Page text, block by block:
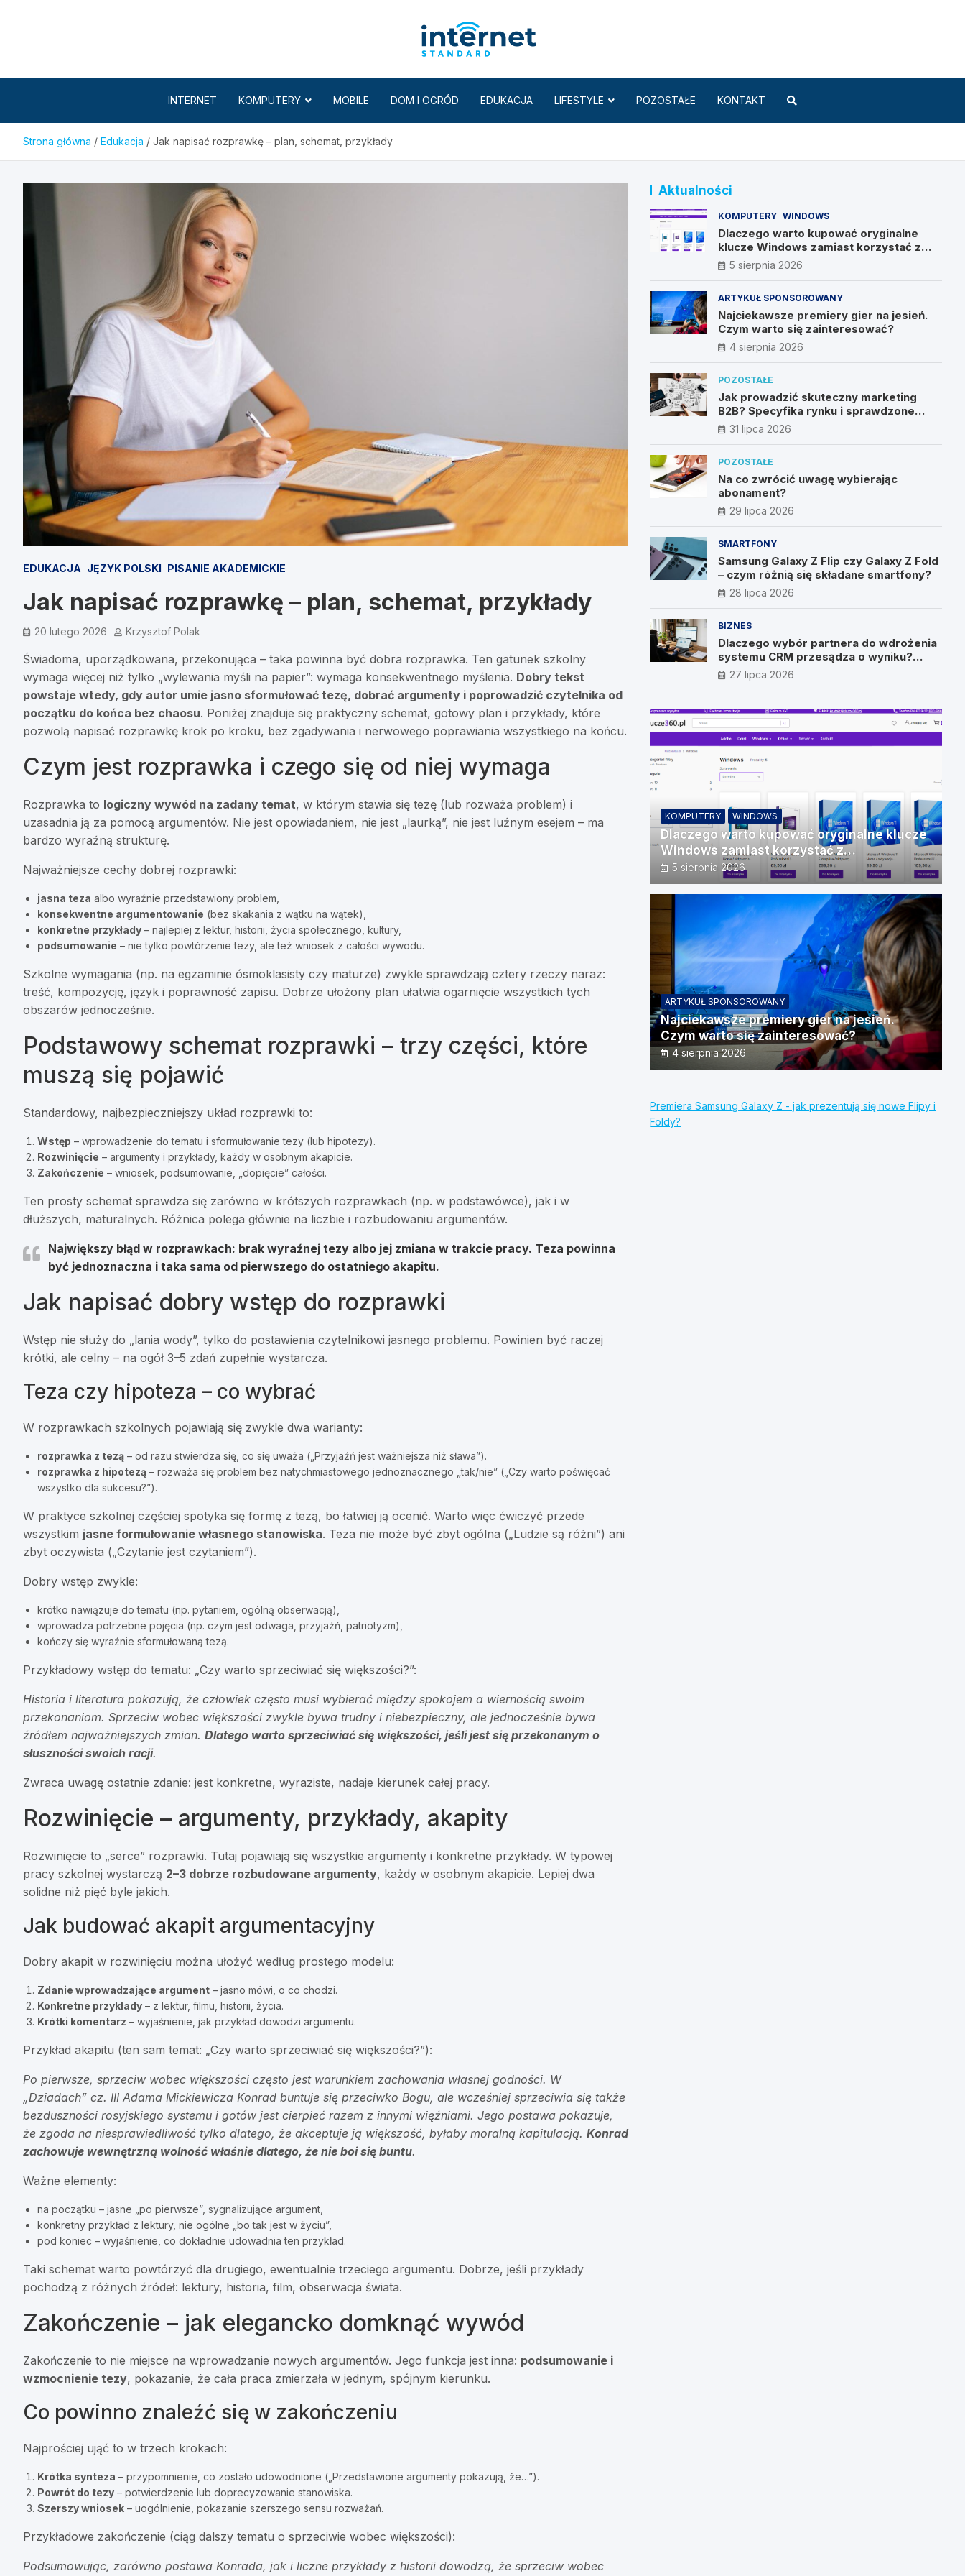
INTERNET KOMPUTERY MOBILE DOM I OGRÓD EDUKACJA LIFESTYLE POZOSTAŁE KONTAKT
Strona główna Edukacja Jak napisać rozprawkę – plan, schemat, przykłady
EDUKACJA JĘZYK POLSKI PISANIE AKADEMICKIE
Jak napisać rozprawkę – plan, schemat, przykłady
20 lutego 2026 Krzysztof Polak
Świadoma, uporządkowana, przekonująca – taka powinna być dobra rozprawka. Ten gatunek szkolny
wymaga więcej niż tylko „wylewania myśli na papier”: wymaga konsekwentnego myślenia. Dobry tekst
powstaje wtedy, gdy autor umie jasno sformułować tezę, dobrać argumenty i poprowadzić czytelnika od
początku do końca bez chaosu. Poniżej znajduje się praktyczny schemat, gotowy plan i przykłady, które
pozwolą napisać rozprawkę krok po kroku, bez zgadywania i nerwowego poprawiania wszystkiego na końcu.
Czym jest rozprawka i czego się od niej wymaga
Rozprawka to logiczny wywód na zadany temat, w którym stawia się tezę (lub rozważa problem) i
uzasadnia ją za pomocą argumentów. Nie jest opowiadaniem, nie jest „laurką”, nie jest luźnym esejem – ma
bardzo wyraźną strukturę.
Najważniejsze cechy dobrej rozprawki:
jasna teza albo wyraźnie przedstawiony problem,
konsekwentne argumentowanie (bez skakania z wątku na wątek),
konkretne przykłady – najlepiej z lektur, historii, życia społecznego, kultury,
podsumowanie – nie tylko powtórzenie tezy, ale też wniosek z całości wywodu.
Szkolne wymagania (np. na egzaminie ósmoklasisty czy maturze) zwykle sprawdzają cztery rzeczy naraz:
treść, kompozycję, język i poprawność zapisu. Dobrze ułożony plan ułatwia ogarnięcie wszystkich tych
obszarów jednocześnie.
Podstawowy schemat rozprawki – trzy części, które
muszą się pojawić
Standardowy, najbezpieczniejszy układ rozprawki to:
Wstęp – wprowadzenie do tematu i sformułowanie tezy (lub hipotezy).
Rozwinięcie – argumenty i przykłady, każdy w osobnym akapicie.
Zakończenie – wniosek, podsumowanie, „dopięcie” całości.
Ten prosty schemat sprawdza się zarówno w krótszych rozprawkach (np. w podstawówce), jak i w
dłuższych, maturalnych. Różnica polega głównie na liczbie i rozbudowaniu argumentów.
Największy błąd w rozprawkach: brak wyraźnej tezy albo jej zmiana w trakcie pracy. Teza powinna
być jednoznaczna i taka sama od pierwszego do ostatniego akapitu.
Jak napisać dobry wstęp do rozprawki
Wstęp nie służy do „lania wody”, tylko do postawienia czytelnikowi jasnego problemu. Powinien być raczej
krótki, ale celny – na ogół 3–5 zdań zupełnie wystarcza.
Teza czy hipoteza – co wybrać
W roz­praw­kach szkolnych pojawiają się zwykle dwa warianty:
rozprawka z tezą – od razu stwierdza się, co się uważa („Przyjaźń jest ważniejsza niż sława”).
rozprawka z hipotezą – rozważa się problem bez natychmiastowego jednoznacznego „tak/nie” („Czy warto poświęcać
wszystko dla sukcesu?”).
W praktyce szkolnej częściej spotyka się formę z tezą, bo łatwiej ją ocenić. Warto więc ćwiczyć przede
wszystkim jasne formułowanie własnego stanowiska. Teza nie może być zbyt ogólna („Ludzie są różni”) ani
zbyt oczywista („Czytanie jest czytaniem”).
Dobry wstęp zwykle:
krótko nawiązuje do tematu (np. pytaniem, ogólną obserwacją),
wprowadza potrzebne pojęcia (np. czym jest odwaga, przyjaźń, patriotyzm),
kończy się wyraźnie sformułowaną tezą.
Przykładowy wstęp do tematu: „Czy warto sprzeciwiać się większości?”:
Historia i literatura pokazują, że człowiek często musi wybierać między spokojem a wiernością swoim
przekonaniom. Sprzeciw wobec większości zwykle bywa trudny i niebezpieczny, ale jednocześnie bywa
źródłem najważniejszych zmian. Dlatego warto sprzeciwiać się większości, jeśli jest się przekonanym o
słuszności swoich racji.
Zwraca uwagę ostatnie zdanie: jest konkretne, wyraziste, nadaje kierunek całej pracy.
Rozwinięcie – argumenty, przykłady, akapity
Rozwinięcie to „serce” rozprawki. Tutaj pojawiają się wszystkie argumenty i konkretne przykłady. W typowej
pracy szkolnej wystarczą 2–3 dobrze rozbudowane argumenty, każdy w osobnym akapicie. Lepiej dwa
solidne niż pięć byle jakich.
Jak budować akapit argumentacyjny
Dobry akapit w rozwinięciu można ułożyć według prostego modelu:
Zdanie wprowadzające argument – jasno mówi, o co chodzi.
Konkretne przykłady – z lektur, filmu, historii, życia.
Krótki komentarz – wyjaśnienie, jak przykład dowodzi argumentu.
Przykład akapitu (ten sam temat: „Czy warto sprzeciwiać się większości?”):
Po pierwsze, sprzeciw wobec większości często jest warunkiem zachowania własnej godności. W
„Dziadach” cz. III Adama Mickiewicza Konrad buntuje się przeciwko Bogu, ale wcześniej sprzeciwia się także
bezduszności rosyjskiego systemu i gotów jest cierpieć razem z innymi więźniami. Jego postawa pokazuje,
że zgoda na niesprawiedliwość tylko dlatego, że akceptuje ją większość, byłaby moralną kapitulacją. Konrad
zachowuje wewnętrzną wolność właśnie dlatego, że nie boi się buntu.
Ważne elementy:
na początku – jasne „po pierwsze”, sygnalizujące argument,
konkretny przykład z lektury, nie ogólne „bo tak jest w życiu”,
pod koniec – wyjaśnienie, co dokładnie udowadnia ten przykład.
Taki schemat warto powtórzyć dla drugiego, ewentualnie trzeciego argumentu. Dobrze, jeśli przykłady
pochodzą z różnych źródeł: lektury, historia, film, obserwacja świata.
Zakończenie – jak elegancko domknąć wywód
Zakończenie to nie miejsce na wprowadzanie nowych argumentów. Jego funkcja jest inna: podsumowanie i
wzmocnienie tezy, pokazanie, że cała praca zmierzała w jednym, spójnym kierunku.
Co powinno znaleźć się w zakończeniu
Najprościej ująć to w trzech krokach:
Krótka synteza – przypomnienie, co zostało udowodnione („Przedstawione argumenty pokazują, że…”).
Powrót do tezy – potwierdzenie lub doprecyzowanie stanowiska.
Szerszy wniosek – uogólnienie, pokazanie szerszego sensu rozważań.
Przykładowe zakończenie (ciąg dalszy tematu o sprzeciwie wobec większości):
Podsumowując, zarówno postawa Konrada, jak i liczne przykłady z historii dowodzą, że sprzeciw wobec
Aktualności
KOMPUTERY WINDOWS
Dlaczego warto kupować oryginalne
klucze Windows zamiast korzystać z
nieautoryzowanych źródeł?
5 sierpnia 2026
ARTYKUŁ SPONSOROWANY
Najciekawsze premiery gier na jesień.
Czym warto się zainteresować?
4 sierpnia 2026
POZOSTAŁE
Jak prowadzić skuteczny marketing
B2B? Specyfika rynku i sprawdzone
metody
31 lipca 2026
POZOSTAŁE
Na co zwrócić uwagę wybierając
abonament?
29 lipca 2026
SMARTFONY
Samsung Galaxy Z Flip czy Galaxy Z Fold
– czym różnią się składane smartfony?
28 lipca 2026
BIZNES
Dlaczego wybór partnera do wdrożenia
systemu CRM przesądza o wyniku?
Wywiad z Pawłem Prymakowskim, CEO
IT Vision
27 lipca 2026
KOMPUTERY WINDOWS
Dlaczego warto kupować oryginalne klucze
Windows zamiast korzystać z
nieautoryzowanych źródeł?
5 sierpnia 2026
ARTYKUŁ SPONSOROWANY
Najciekawsze premiery gier na jesień.
Czym warto się zainteresować?
4 sierpnia 2026
Premiera Samsung Galaxy Z - jak prezentują się nowe Flipy i
Foldy?